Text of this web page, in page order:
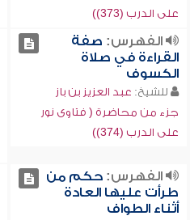
على الدرب (373))
الفهرس: صفة
القراءة في صلاة
الكسوف
للشيخ: عبد العزيز بن باز
جزء من محاضرة ( فتاوى نور
على الدرب (374))
الفهرس:حكم من
طرأت عليها العادة
أثناء الطواف